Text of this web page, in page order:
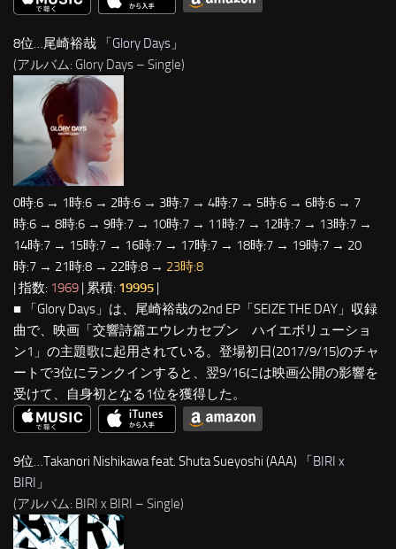
8位…尾崎裕哉 「Glory Days 」
(アルバム: Glory Days – Single)
0時:6 → 1時:6 → 2時:6 → 3時:7 → 4時:7 → 5時:6 → 6時:6 → 7
時:6 → 8時:6 → 9時:7 → 10時:7 → 11時:7 → 12時:7 → 13時:7 →
14時:7 → 15時:7 → 16時:7 → 17時:7 → 18時:7 → 19時:7 → 20
時:7 → 21時:8 → 22時:8 → 23時:8
| 指数: 1969 | 累積: 19995 |
■ 「Glory Days」は、尾崎裕哉の2nd EP「SEIZE THE DAY」収録
曲で、映画「交響詩篇エウレカセブン ハイエボリューショ
ン1」の主題歌に起用されている。登場初日(2017/9/15)のチャ
ートで3位にランクインすると、翌9/16には映画公開の影響を
受けて、自身初となる1位を獲得した。
9位…Takanori Nishikawa feat. Shuta Sueyoshi (AAA) 「BIRI x
BIRI 」
(アルバム: BIRI x BIRI – Single)